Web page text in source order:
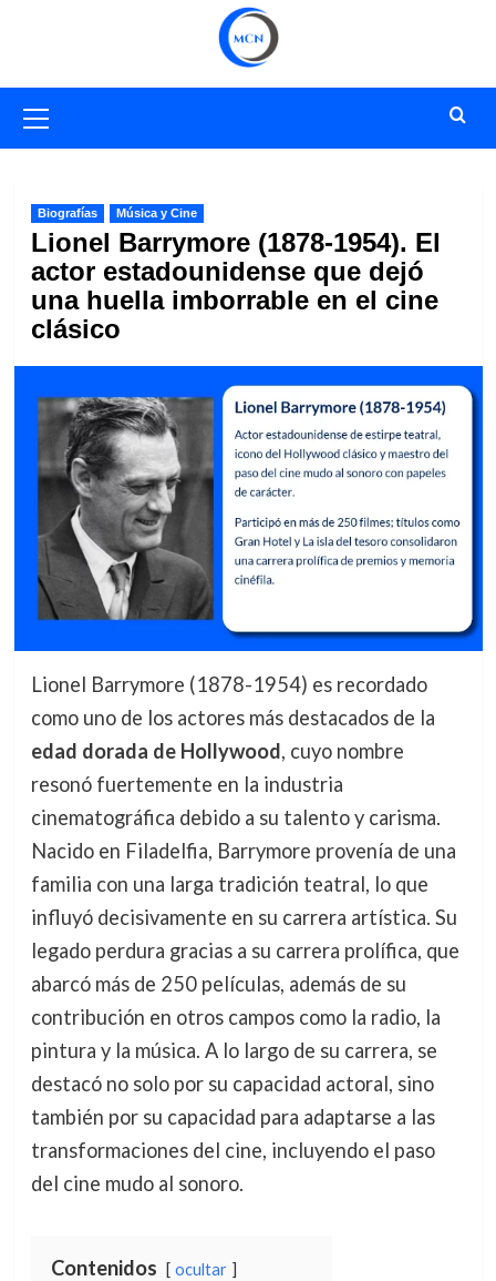
primario
Biografías Música y Cine
Lionel Barrymore (1878-1954). El
actor estadounidense que dejó
una huella imborrable en el cine
clásico
Lionel Barrymore (1878-1954) es recordado
como uno de los actores más destacados de la
edad dorada de Hollywood, cuyo nombre
resonó fuertemente en la industria
cinematográfica debido a su talento y carisma.
Nacido en Filadelfia, Barrymore provenía de una
familia con una larga tradición teatral, lo que
influyó decisivamente en su carrera artística. Su
legado perdura gracias a su carrera prolífica, que
abarcó más de 250 películas, además de su
contribución en otros campos como la radio, la
pintura y la música. A lo largo de su carrera, se
destacó no solo por su capacidad actoral, sino
también por su capacidad para adaptarse a las
transformaciones del cine, incluyendo el paso
del cine mudo al sonoro.
Contenidos ocultar